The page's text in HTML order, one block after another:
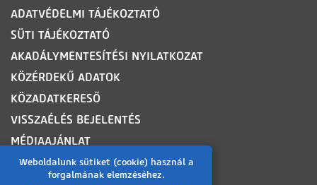
Weboldalunk sütiket (cookie) használ a
forgalmának elemzéséhez.
ADATVÉDELMI TÁJÉKOZTATÓ
SÜTI TÁJÉKOZTATÓ
AKADÁLYMENTESÍTÉSI NYILATKOZAT
KÖZÉRDEKŰ ADATOK
KÖZADATKERESŐ
VISSZAÉLÉS BEJELENTÉS
MÉDIAAJÁNLAT
OLDALTÉRKÉP